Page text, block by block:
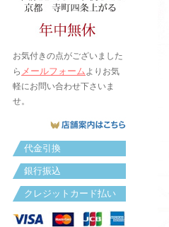
お気付きの点がございました
ら メールフォームよりお気
軽にお問い合わせ下さいま
せ。
代金引換
銀行振込
クレジットカード払い